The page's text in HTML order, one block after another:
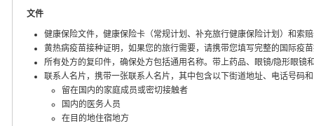
文件
健康保险文件，健康保险卡（常规计划、补充旅行健康保险计划）和索
黄热病疫苗接种证明，如果您的旅行需要，请携带您填写完整的国际疫
所有处方的复印件，确保处方包括通用名称。带上药品、眼镜/隐形眼镜
联系人名片，携带一张联系人名片，其中包含以下街道地址、电话号码
留在国内的家庭成员或密切接触者
国内的医务人员
在目的地住宿地方